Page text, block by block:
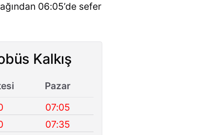
06:05’de sefer
Kalkış
Pazar
07:05
07:35